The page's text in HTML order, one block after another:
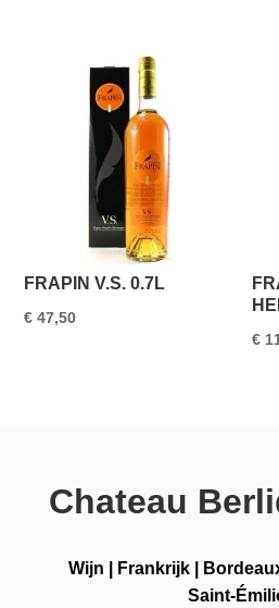
FRAPIN V.S. 0.7L
€ 47,50
€
Chateau
Wijn Frankrijk|
Saint-